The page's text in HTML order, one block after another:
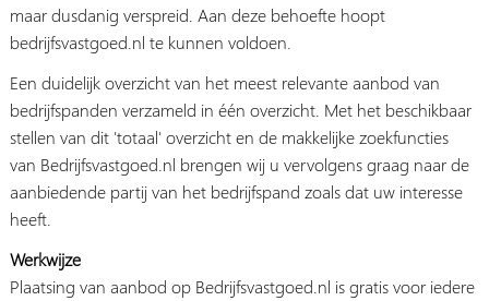
maar dusdanig verspreid. Aan deze behoefte hoopt
bedrijfsvastgoed.nl te kunnen voldoen.
Een duidelijk overzicht van het meest relevante aanbod van
bedrijfspanden verzameld in één overzicht. Met het beschikbaar
stellen van dit 'totaal' overzicht en de makkelijke zoekfuncties
van Bedrijfsvastgoed.nl brengen wij u vervolgens graag naar de
aanbiedende partij van het bedrijfspand zoals dat uw interesse
heeft.
Werkwijze
Plaatsing van aanbod op Bedrijfsvastgoed.nl is gratis voor iedere